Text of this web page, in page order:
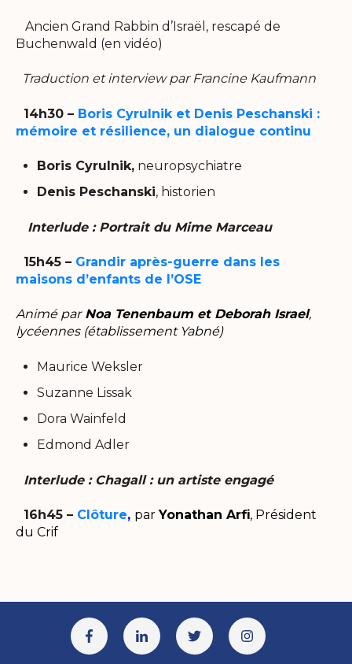
Ancien Grand Rabbin d’Israël, rescapé de
Buchenwald (en vidéo)
Traduction et interview par Francine Kaufmann
14h30 – Boris Cyrulnik et Denis Peschanski :
mémoire et résilience, un dialogue continu
Boris Cyrulnik, neuropsychiatre
Denis Peschanski, historien
Interlude : Portrait du Mime Marceau
15h45 – Grandir après-guerre dans les
maisons d’enfants de l’OSE
Animé par Noa Tenenbaum et Deborah Israel,
lycéennes (établissement Yabné)
Maurice Weksler
Suzanne Lissak
Dora Wainfeld
Edmond Adler
Interlude : Chagall : un artiste engagé
16h45 – Clôture, parYonathan Arfi, Président
du Crif